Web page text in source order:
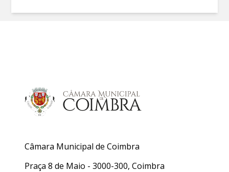
Câmara Municipal de Coimbra
Praça 8 de Maio - 3000-300, Coimbra